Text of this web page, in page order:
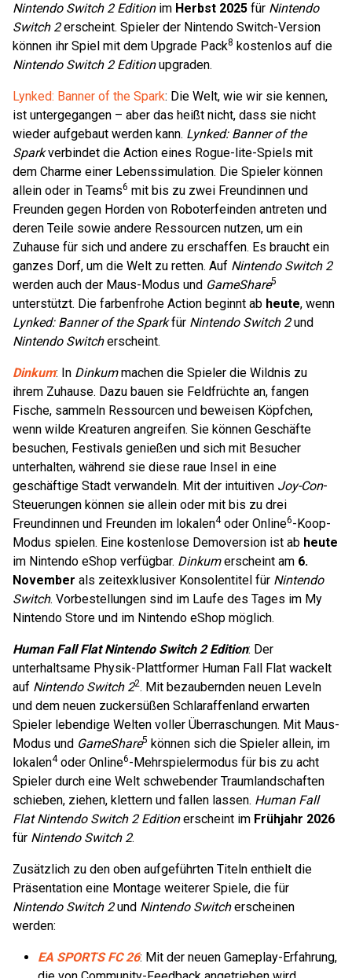
Nintendo Switch 2 Editionim Herbst 2025 für Nintendo
Switch 2erscheint. Spieler der Nintendo Switch-Version
können ihr Spiel mit dem Upgrade Pack8 kostenlos auf die
Nintendo Switch 2 Editionupgraden.
Lynked: Banner of the Spark: Die Welt, wie wir sie kennen,
ist untergegangen – aber das heißt nicht, dass sie nicht
wieder aufgebaut werden kann. Lynked: Banner of the
Sparkverbindet die Action eines Rogue-lite-Spiels mit
dem Charme einer Lebenssimulation. Die Spieler können
allein oder in Teams6 mit bis zu zwei Freundinnen und
Freunden gegen Horden von Roboterfeinden antreten und
deren Teile sowie andere Ressourcen nutzen, um ein
Zuhause für sich und andere zu erschaffen. Es braucht ein
ganzes Dorf, um die Welt zu retten. Auf Nintendo Switch 2
werden auch der Maus-Modus und GameShare5
unterstützt. Die farbenfrohe Action beginnt ab heute, wenn
Lynked: Banner of the Sparkfür Nintendo Switch 2und
Nintendo Switcherscheint.
Dinkum: In Dinkummachen die Spieler die Wildnis zu
ihrem Zuhause. Dazu bauen sie Feldfrüchte an, fangen
Fische, sammeln Ressourcen und beweisen Köpfchen,
wenn wilde Kreaturen angreifen. Sie können Geschäfte
besuchen, Festivals genießen und sich mit Besucher
unterhalten, während sie diese raue Insel in eine
geschäftige Stadt verwandeln. Mit der intuitiven Joy-Con-
Steuerungen können sie allein oder mit bis zu drei
Freundinnen und Freunden im lokalen4oder Online6-Koop-
Modus spielen. Eine kostenlose Demoversion ist ab heute
im Nintendo eShop verfügbar. Dinkumerscheint am 6.
November als zeitexklusiver Konsolentitel für Nintendo
Switch. Vorbestellungen sind im Laufe des Tages im My
Nintendo Store und im Nintendo eShop möglich.
Human Fall Flat Nintendo Switch 2 Edition: Der
unterhaltsame Physik-Plattformer Human Fall Flat wackelt
auf Nintendo Switch 22. Mit bezaubernden neuen Leveln
und dem neuen zuckersüßen Schlaraffenland erwarten
Spieler lebendige Welten voller Überraschungen. Mit Maus-
Modus und GameShare5 können sich die Spieler allein, im
lokalen4oder Online6-Mehrspielermodus für bis zu acht
Spieler durch eine Welt schwebender Traumlandschaften
schieben, ziehen, klettern und fallen lassen. Human Fall
Flat Nintendo Switch 2 Editionerscheint im Frühjahr 2026
für Nintendo Switch 2.
Zusätzlich zu den oben aufgeführten Titeln enthielt die
Präsentation eine Montage weiterer Spiele, die für
Nintendo Switch 2und Nintendo Switcherscheinen
werden:
EA SPORTS FC 26: Mit der neuen Gameplay-Erfahrung,